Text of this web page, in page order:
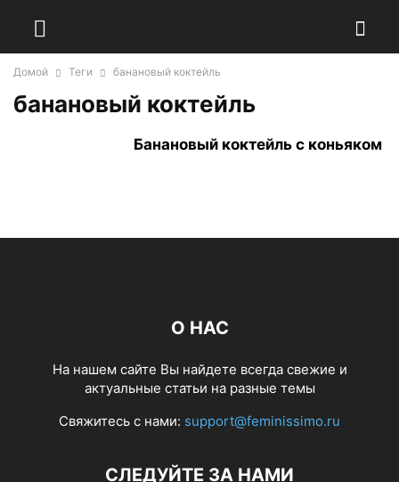
Домой Теги банановый коктейль
банановый коктейль
Банановый коктейль с коньяком
О НАС
На нашем сайте Вы найдете всегда свежие и
актуальные статьи на разные темы
Свяжитесь с нами: support@feminissimo.ru
СЛЕДУЙТЕ ЗА НАМИ